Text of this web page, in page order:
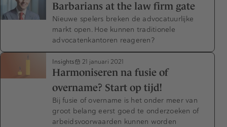
Barbarians at the law firm gate
Nieuwe spelers breken de advocatuurlijke
markt open. Hoe kunnen traditionele
advocatenkantoren reageren?
Insights 21 januari 2021
Harmoniseren na fusie of
overname? Start op tijd!
Bij fusie of overname is het onder meer van
groot belang eerst goed te onderzoeken of
arbeidsvoorwaarden kunnen worden